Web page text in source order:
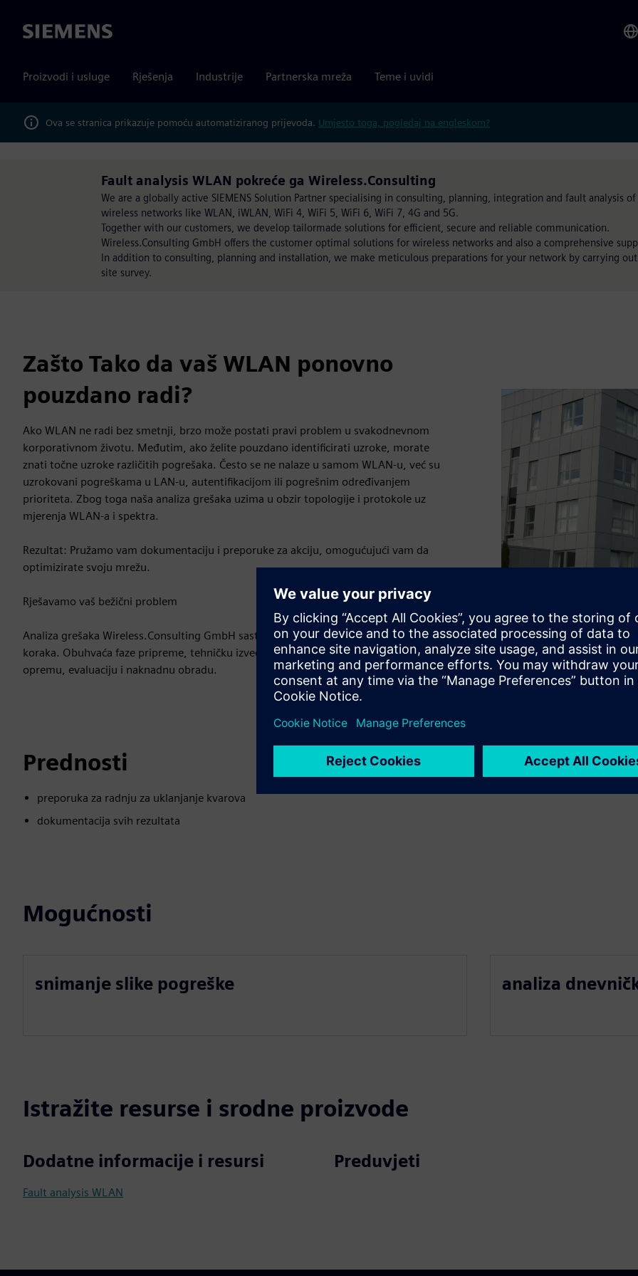
Siemens
Proizvodi i usluge Rješenja Industrije Partnerska mreža Teme i uvidi
Ova se stranica prikazuje pomoću automatiziranog prijevoda. Umjesto toga, pogledaj na engleskom?
Fault analysis WLAN pokreće ga Wireless.Consulting
We are a globally active SIEMENS Solution Partner specialising in consulting, planning, integration and fault analysis
wireless networks like WLAN, iWLAN, WiFi 4, WiFi 5, WiFi 6, WiFi 7, 4G and 5G.
Together with our customers, we develop tailormade solutions for efficient, secure and reliable communication.
Wireless.Consulting GmbH offers the customer optimal solutions for wireless networks and also a comprehensive
In addition to consulting, planning and installation, we make meticulous preparations for your network by carrying out
site survey.
Zašto Tako da vaš WLAN ponovno
pouzdano radi?
Ako WLAN ne radi bez smetnji, brzo može postati pravi problem u svakodnevnom
korporativnom životu. Međutim, ako želite pouzdano identificirati uzroke, morate
znati točne uzroke različitih pogrešaka. Često se ne nalaze u samom WLAN-u, već su
uzrokovani pogreškama u LAN-u, autentifikacijom ili pogrešnim određivanjem
prioriteta. Zbog toga naša analiza grešaka uzima u obzir topologije i protokole uz
mjerenja WLAN-a i spektra.
Rezultat: Pružamo vam dokumentaciju i preporuke za akciju, omogućujući vam da
optimizirate svoju mrežu.
Rješavamo vaš bežični problem
Analiza grešaka Wireless.Consulting GmbH sastoji se od logičnog slijeda dokazanih
koraka. Obuhvaća faze pripreme, tehničku izvedbu na licu mjesta uključujući mjernu
opremu, evaluaciju i naknadnu obradu.
Play
Prednosti
preporuka za radnju za uklanjanje kvarova
dokumentacija svih rezultata
Mogućnosti
snimanje slike pogreške analiza
Istražite resurse i srodne proizvode
Dodatne informacije i resursi
Fault analysis WLAN
Preduvjeti